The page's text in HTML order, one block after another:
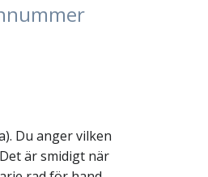
Du anger vilken
är smidigt när